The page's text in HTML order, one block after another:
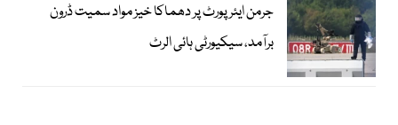
جرمن ایئرپورٹ پر دھماکا خیز مواد سمیت ڈرون
برآمد، سیکیورٹی ہائی الرٹ